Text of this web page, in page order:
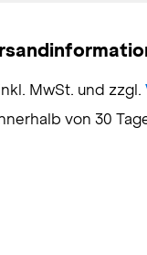
MwSt. und zzgl.
von 30